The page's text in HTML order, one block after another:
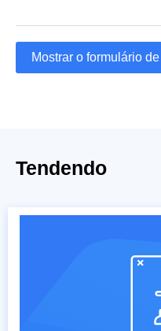
Mostrar o formulário
Tendendo